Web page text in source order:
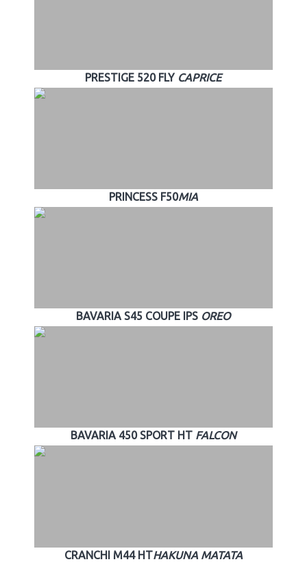
PRESTIGE 520 FLY CAPRICE
PRINCESS F50MIA
BAVARIA S45 COUPE IPS OREO
BAVARIA 450 SPORT HT FALCON
CRANCHI M44 HTHAKUNA MATATA